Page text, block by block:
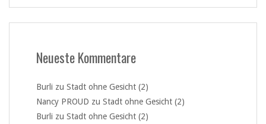
Neueste Kommentare
Burli zu Stadt ohne Gesicht (2)
Nancy PROUD zu Stadt ohne Gesicht (2)
Burli zu Stadt ohne Gesicht (2)